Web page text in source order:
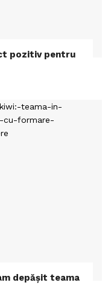
pozitiv pentru
depășit teama